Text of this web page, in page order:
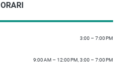
ORARI
3:00 – 7:00 PM
9:00 AM – 12:00 PM, 3:00 – 7:00 PM